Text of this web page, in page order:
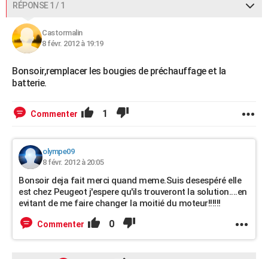
COPAINS D'AVANT
S'inscrire
Se connecter
Lycées
Collèges
Primaires
Universités
Entreprises
Service militaire
Avis de recherche
AVIS DE DÉCÈS
Bricolage
Lifestyle
Culture
Sport
Auto
Television
Voyage
Cinema
RÉPONSE 1 / 1
Castormalin
8 févr. 2012 à 19:19
Bonsoir,remplacer les bougies de préchauffage et la
batterie.
Commenter 1
olympe09
8 févr. 2012 à 20:05
Bonsoir deja fait merci quand meme.Suis desespéré elle
est chez Peugeot j'espere qu'ils trouveront la solution....en
evitant de me faire changer la moitié du moteur!!!!!!
Commenter 0